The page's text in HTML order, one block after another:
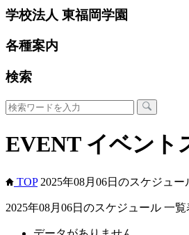
学校法人 東福岡学園
各種案内
検索
EVENT イベント
TOP 2025年08月06日のスケジュー
2025年08月06日のスケジュール 一